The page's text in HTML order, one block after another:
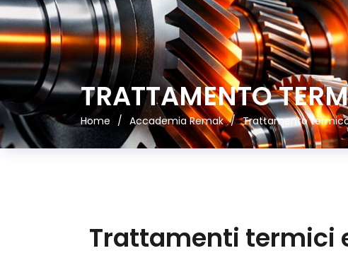
TRATTAMENTO
Home Accademia Remak Trattamento
Trattamenti termici